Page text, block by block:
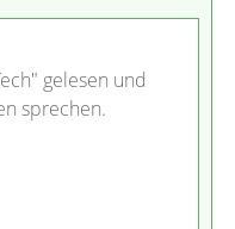
gelesen und
sprechen.